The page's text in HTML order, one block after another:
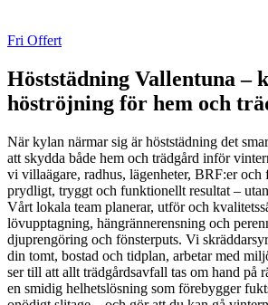
Fri Offert
Höststädning Vallentuna –
höströjning för hem och
När kylan närmar sig är höststädning det
att skydda både hem och trädgård inför
vi villaägare, radhus, lägenheter, BRF:er och
prydligt, tryggt och funktionellt resultat –
Vårt lokala team planerar, utför och
lövupptagning, hängrännerensning och
djuprengöring och fönsterputs. Vi
din tomt, bostad och tidplan, arbetar med
ser till att allt trädgårdsavfall tas om hand på
en smidig helhetslösning som förebygger